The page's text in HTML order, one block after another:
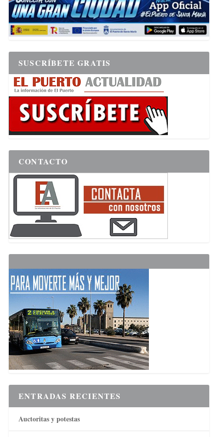
SUSCRÍBETE GRATIS
CONTACTO
ENTRADAS RECIENTES
Auctoritas y potestas